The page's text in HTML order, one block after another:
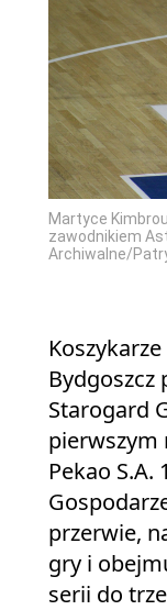
Martyce
zawodnikiem
Archiwalne/
Bydgoszcz
Starogard
pierwszym
Pekao S.A.
przerwie,
gry i
serii do